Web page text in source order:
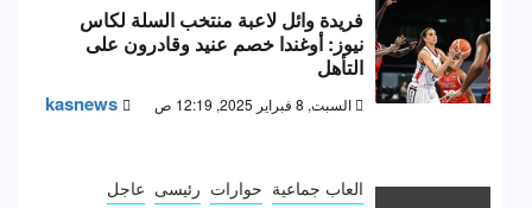
فريدة وائل لاعبة منتخب السلة لكاس
نيوز: أوغندا خصم عنيد وقادرون على
التأهل
السبت, 8 فبراير 2025, 12:19 ص kasnews
العاب جماعية حوارات رئيسى عاجل